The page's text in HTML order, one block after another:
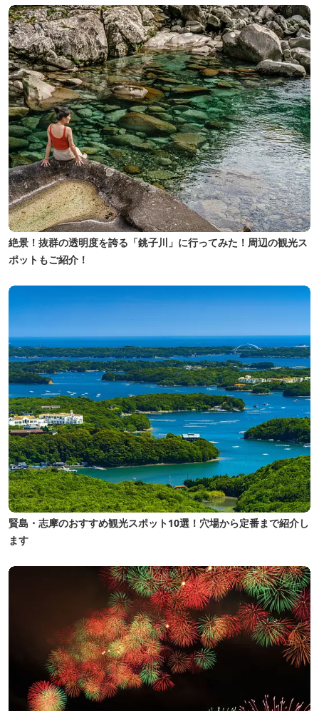
絶景！抜群の透明度を誇る「銚子川」に行ってみた！周辺の観光ス
ポットもご紹介！
賢島・志摩のおすすめ観光スポット10選！穴場から定番まで紹介し
ます